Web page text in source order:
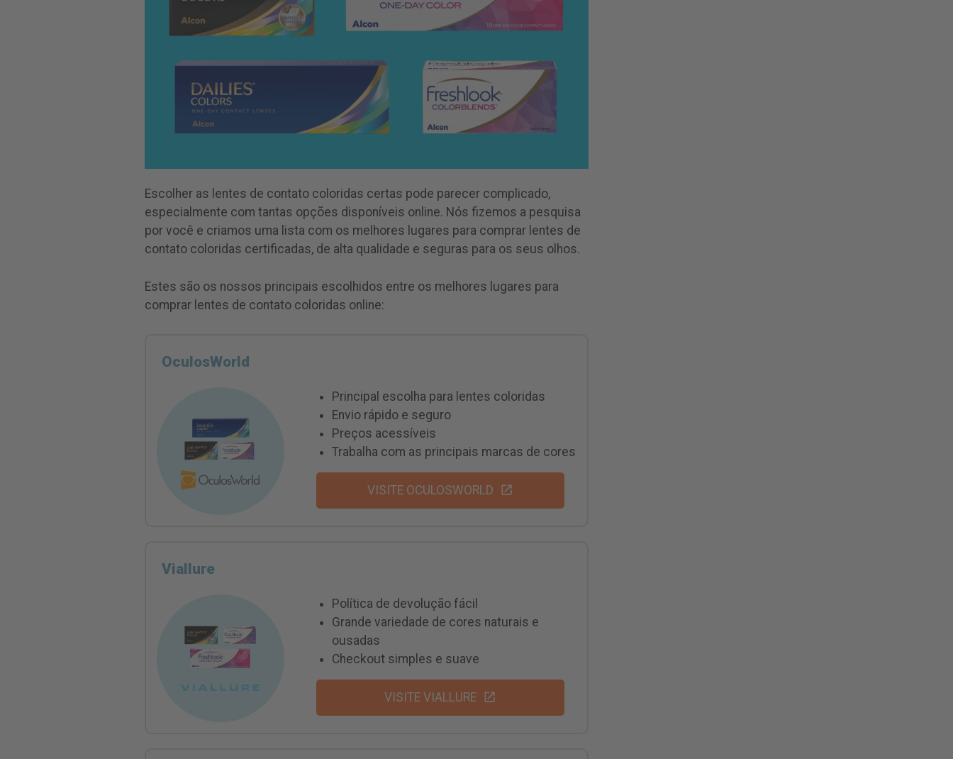
Escolher as lentes de contato coloridas certas pode parecer complicado,
especialmente com tantas opções disponíveis online. Nós fizemos a pesquisa
por você e criamos uma lista com os melhores lugares para comprar lentes de
contato coloridas certificadas, de alta qualidade e seguras para os seus olhos.
Estes são os nossos principais escolhidos entre os melhores lugares para
comprar lentes de contato coloridas online:
OculosWorld
Principal escolha para lentes coloridas
Envio rápido e seguro
Preços acessíveis
Trabalha com as principais marcas de cores
VISITE OCULOSWORLD
Viallure
Política de devolução fácil
Grande variedade de cores naturais e
ousadas
Checkout simples e suave
VISITE VIALLURE